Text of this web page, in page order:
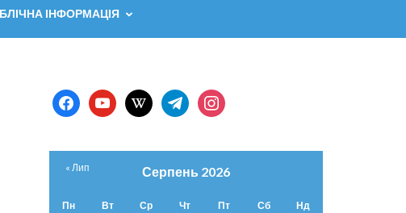
ІНФОРМАЦІЯ
facebookyoutubewikipediatelegraminstagram
Серпень 2026
Пн Вт Ср Чт Пт Сб Нд
« Лип